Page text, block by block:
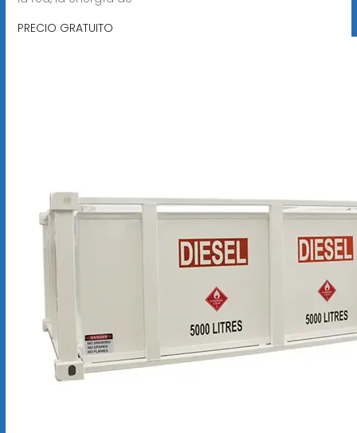
PRECIO GRATUITO